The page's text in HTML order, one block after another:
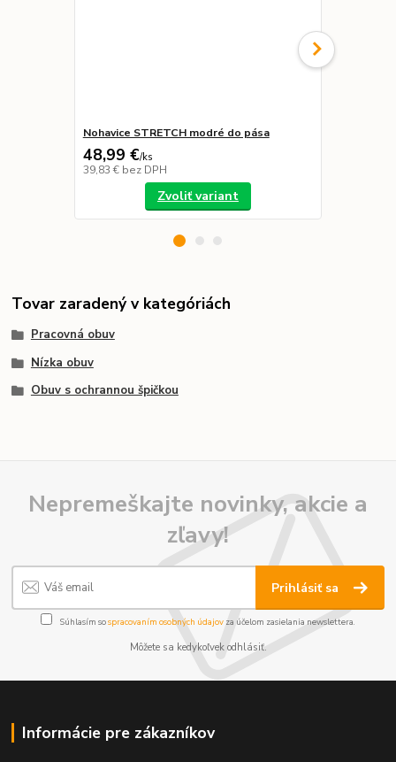
Nohavice STRETCH modré do pása
48,99 €/ks
39,83 € bez DPH
Zvoliť variant
Tovar zaradený v kategóriách
Pracovná obuv
Nízka obuv
Obuv s ochrannou špičkou
Nepremeškajte novinky, akcie a
zľavy!
Prihlásiť sa
Súhlasím sospracovaním osobných údajov za účelom zasielania newslettera.
Môžete sa kedykoľvek odhlásiť.
Informácie pre zákazníkov